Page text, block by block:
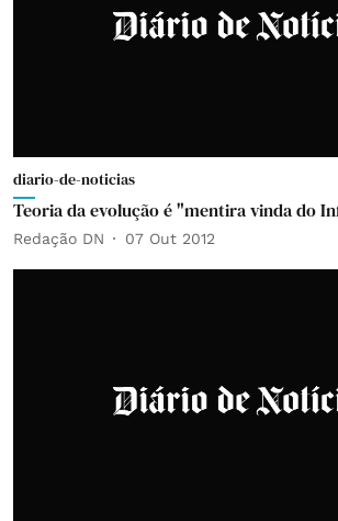
diario-de-noticias
Teoria da evolução é "mentira vinda do
Redação DN 07 Out 2012